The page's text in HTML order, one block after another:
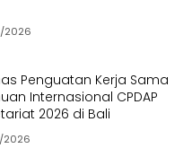
2026
Penguatan Kerja Sama
Internasional CPDAP
2026 di Bali
2026